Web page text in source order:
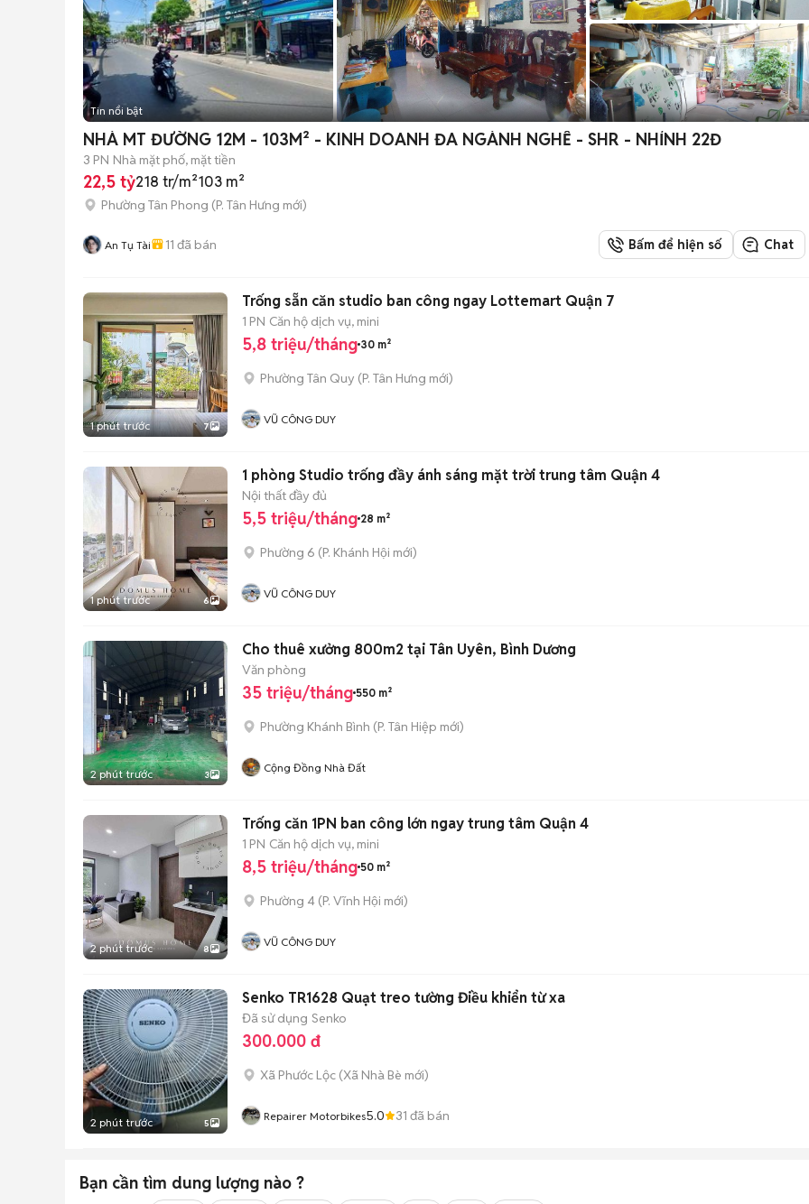
Tin nổi bật
NHÀ MT ĐƯỜNG 12M - 103M² - KINH DOANH ĐA NGÀNH NGHỀ - SHR - NHỈNH 22Đ
3 PN Nhà mặt phố, mặt tiền
22,5 tỷ218 tr/m²103 m²
Phường Tân Phong (P. Tân Hưng mới)
An Tụ Tài 11 đã bán Bấm để hiện số Chat
1 phút trước 7
Trống sẵn căn studio ban công ngay Lottemart Quận 7
1 PN Căn hộ dịch vụ, mini
5,8 triệu/tháng 30 m²
Phường Tân Quy (P. Tân Hưng mới)
VŨ CÔNG DUY
1 phút trước 6
1 phòng Studio trống đầy ánh sáng mặt trời trung tâm Quận 4
Nội thất đầy đủ
5,5 triệu/tháng 28 m²
Phường 6 (P. Khánh Hội mới)
VŨ CÔNG DUY
2 phút trước 3
Cho thuê xưởng 800m2 tại Tân Uyên, Bình Dương
Văn phòng
35 triệu/tháng 550 m²
Phường Khánh Bình (P. Tân Hiệp mới)
Cộng Đồng Nhà Đất
2 phút trước 8
Trống căn 1PN ban công lớn ngay trung tâm Quận 4
1 PN Căn hộ dịch vụ, mini
8,5 triệu/tháng 50 m²
Phường 4 (P. Vĩnh Hội mới)
VŨ CÔNG DUY
2 phút trước 5
Senko TR1628 Quạt treo tường Điều khiển từ xa
Đã sử dụng Senko
300.000 đ
Xã Phước Lộc (Xã Nhà Bè mới)
Repairer Motorbikes5.0 31 đã bán
Bạn cần tìm dung lượng nào ?